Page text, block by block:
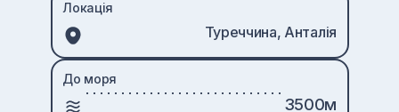
Локація
Туреччина, Анталія
До моря
3500м